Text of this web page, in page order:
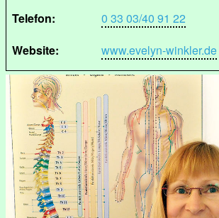
Telefon:
0 33 03/40 91 22
Website:
www.evelyn-winkler.de